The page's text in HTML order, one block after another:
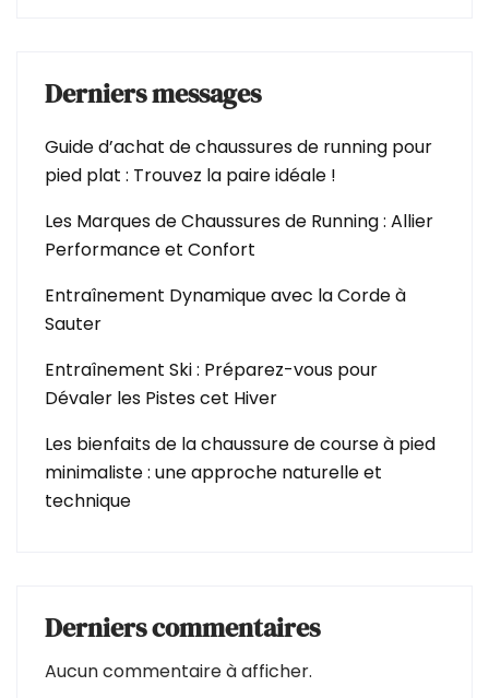
Derniers messages
Guide d’achat de chaussures de running pour
pied plat : Trouvez la paire idéale !
Les Marques de Chaussures de Running : Allier
Performance et Confort
Entraînement Dynamique avec la Corde à
Sauter
Entraînement Ski : Préparez-vous pour
Dévaler les Pistes cet Hiver
Les bienfaits de la chaussure de course à pied
minimaliste : une approche naturelle et
technique
Derniers commentaires
Aucun commentaire à afficher.